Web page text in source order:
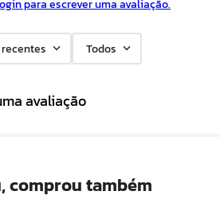
para escrever uma avaliação.
Todos
avaliação
comprou também